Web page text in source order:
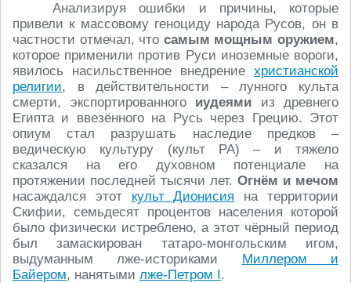
Анализируя ошибки и причины, которые
привели к массовому геноциду народа Русов, он в
частности отмечал, что самым мощным оружием,
которое применили против Руси иноземные вороги,
явилось насильственное внедрение христианской
религии, в действительности – лунного культа
смерти, экспортированного иудеями из древнего
Египта и ввезённого на Русь через Грецию. Этот
опиум стал разрушать наследие предков –
ведическую культуру (культ РА) – и тяжело
сказался на его духовном потенциале на
протяжении последней тысячи лет. Огнём и мечом
насаждался этот культ Дионисия на территории
Скифии, семьдесят процентов населения которой
было физически истреблено, а этот чёрный период
был замаскирован татаро-монгольским игом,
выдуманным лже-историками Миллером и
Байером, нанятыми лже-Петром I.